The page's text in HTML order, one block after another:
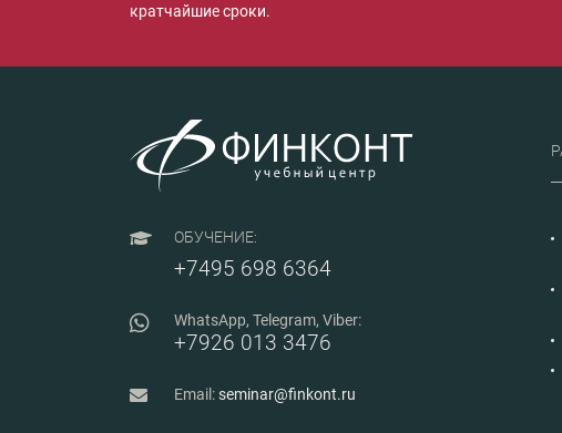
кратчайшие сроки.
ОБУЧЕНИЕ:
+7495 698 6364
WhatsApp, Telegram, Viber:
+7926 013 3476
Email:seminar@finkont.ru